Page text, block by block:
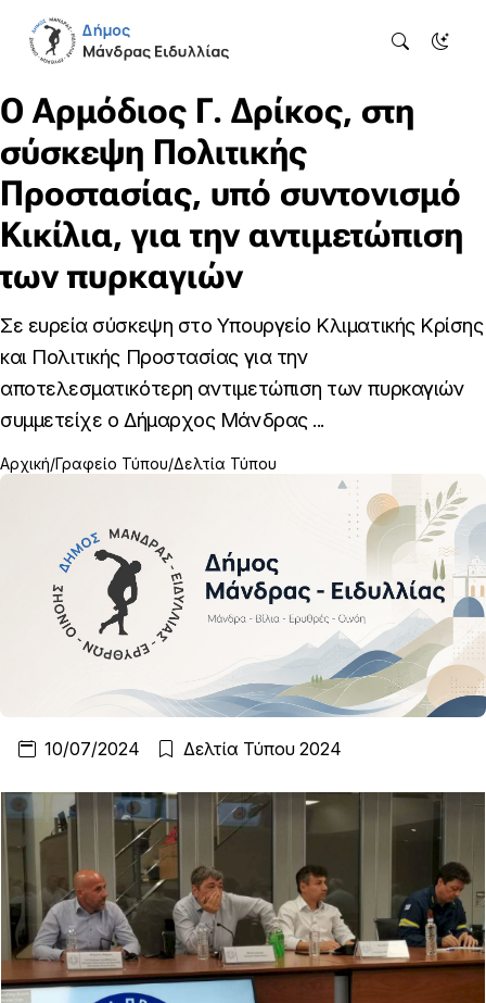
Ο Αρμόδιος Γ. Δρίκος, στη
σύσκεψη Πολιτικής
Προστασίας, υπό συντονισμό
Κικίλια, για την αντιμετώπιση
των πυρκαγιών
Σε ευρεία σύσκεψη στο Υπουργείο Κλιματικής Κρίσης
και Πολιτικής Προστασίας για την
αποτελεσματικότερη αντιμετώπιση των πυρκαγιών
συμμετείχε ο Δήμαρχος Μάνδρας ...
Αρχική Γραφείο Τύπου Δελτία Τύπου
10/07/2024 Δελτία Τύπου 2024